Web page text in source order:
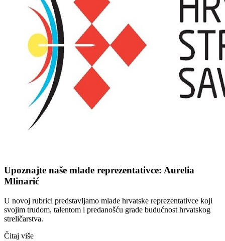
Upoznajte naše mlade reprezentativce: Aurelia
Mlinarić
U novoj rubrici predstavljamo mlade hrvatske reprezentativce koji
svojim trudom, talentom i predanošću grade budućnost hrvatskog
streličarstva.
Čitaj više